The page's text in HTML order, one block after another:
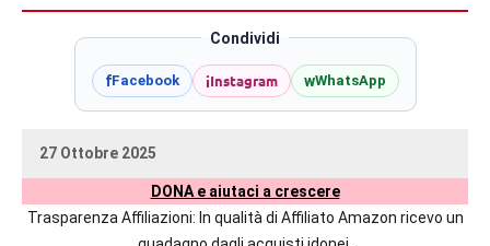
delle
autrici
Condividi
fFacebook iInstagram wWhatsApp
27 Ottobre 2025
DONA e aiutaci a crescere
Trasparenza Affiliazioni: In qualità di Affiliato Amazon ricevo un